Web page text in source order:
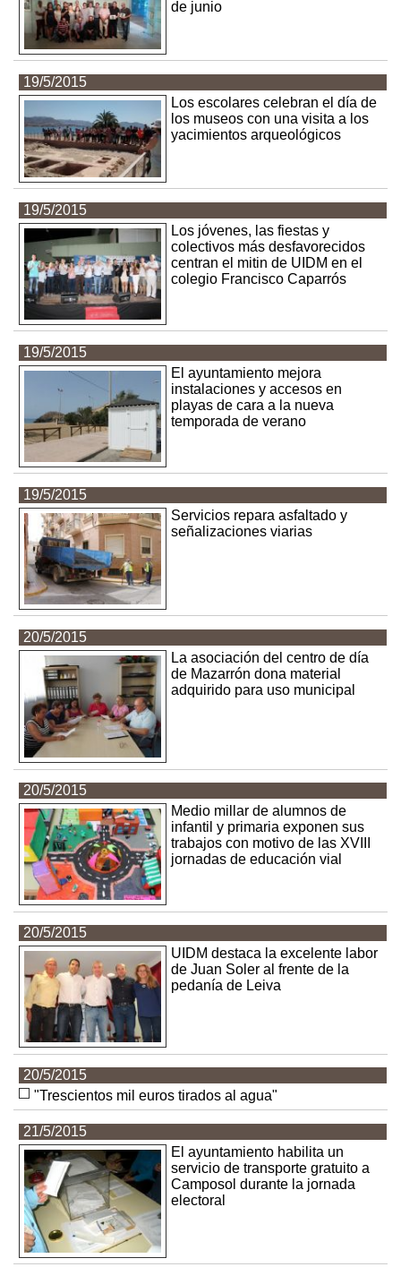
de junio
19/5/2015
Los escolares celebran el día de
los museos con una visita a los
yacimientos arqueológicos
19/5/2015
Los jóvenes, las fiestas y
colectivos más desfavorecidos
centran el mitin de UIDM en el
colegio Francisco Caparrós
19/5/2015
El ayuntamiento mejora
instalaciones y accesos en
playas de cara a la nueva
temporada de verano
19/5/2015
Servicios repara asfaltado y
señalizaciones viarias
20/5/2015
La asociación del centro de día
de Mazarrón dona material
adquirido para uso municipal
20/5/2015
Medio millar de alumnos de
infantil y primaria exponen sus
trabajos con motivo de las XVIII
jornadas de educación vial
20/5/2015
UIDM destaca la excelente labor
de Juan Soler al frente de la
pedanía de Leiva
20/5/2015
"Trescientos mil euros tirados al agua"
21/5/2015
El ayuntamiento habilita un
servicio de transporte gratuito a
Camposol durante la jornada
electoral